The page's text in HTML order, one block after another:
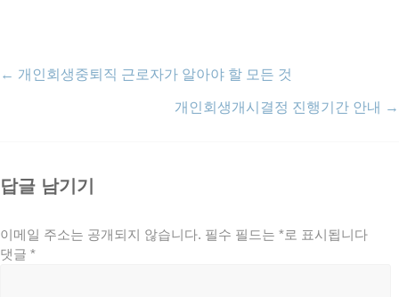
← 개인회생중퇴직 근로자가 알아야 할 모든 것
개인회생개시결정 진행기간 안내 →
답글 남기기
이메일 주소는 공개되지 않습니다. 필수 필드는 *로 표시됩니다
댓글 *